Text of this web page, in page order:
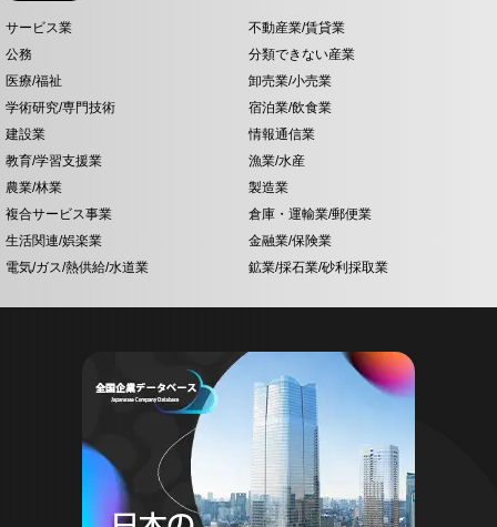
サービス業
不動産業/賃貸業
公務
分類できない産業
医療/福祉
卸売業/小売業
学術研究/専門技術
宿泊業/飲食業
建設業
情報通信業
教育/学習支援業
漁業/水産
農業/林業
製造業
複合サービス事業
倉庫・運輸業/郵便業
生活関連/娯楽業
金融業/保険業
電気/ガス/熱供給/水道業
鉱業/採石業/砂利採取業